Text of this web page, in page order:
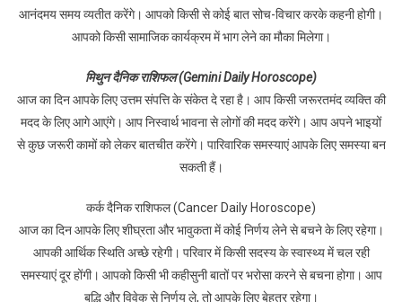
आनंदमय समय व्यतीत करेंगे। आपको किसी से कोई बात सोच-विचार करके कहनी होगी।
आपको किसी सामाजिक कार्यक्रम में भाग लेने का मौका मिलेगा।
मिथुन दैनिक राशिफल (Gemini Daily Horoscope)
आज का दिन आपके लिए उत्तम संपत्ति के संकेत दे रहा है। आप किसी जरूरतमंद व्यक्ति की
मदद के लिए आगे आएंगे। आप निस्वार्थ भावना से लोगों की मदद करेंगे। आप अपने भाइयों
से कुछ जरूरी कामों को लेकर बातचीत करेंगे। पारिवारिक समस्याएं आपके लिए समस्या बन
सकती हैं।
कर्क दैनिक राशिफल (Cancer Daily Horoscope)
आज का दिन आपके लिए शीघ्रता और भावुकता में कोई निर्णय लेने से बचने के लिए रहेगा।
आपकी आर्थिक स्थिति अच्छे रहेगी। परिवार में किसी सदस्य के स्वास्थ्य में चल रही
समस्याएं दूर होंगी। आपको किसी भी कहीसुनी बातों पर भरोसा करने से बचना होगा। आप
बुद्धि और विवेक से निर्णय ले, तो आपके लिए बेहतर रहेगा।